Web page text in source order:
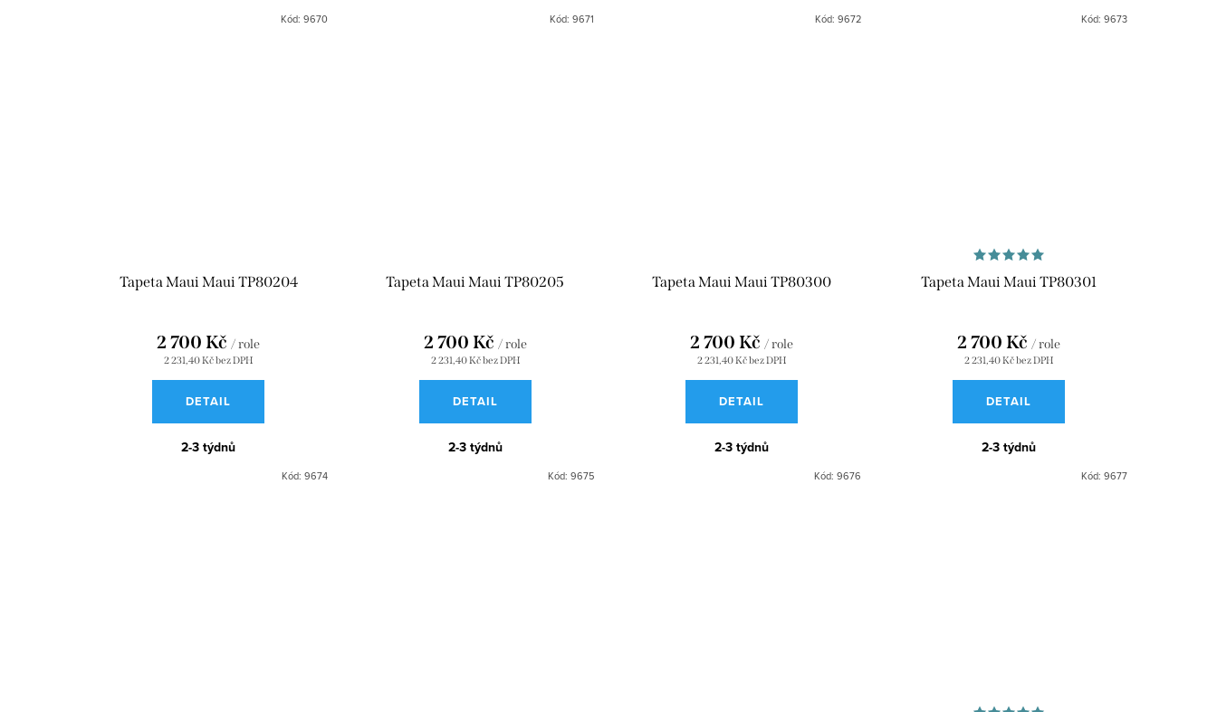
Kód: 9670 Kód: 9671 Kód: 9672 Kód: 9673
Tapeta Maui Maui TP80204
2 231,40 Kč bez DPH
2 700 Kč/ role
DETAIL
2-3 týdnů
Kód: 9674
Tapeta Maui Maui TP80205
2 231,40 Kč bez DPH
2 700 Kč / role
DETAIL
2-3 týdnů
Kód: 9675
Tapeta Maui Maui TP80300
2 231,40 Kč bez DPH
2 700 Kč/ role
DETAIL
2-3 týdnů
Kód: 9676
Tapeta Maui Maui TP80301
2 231,40 Kč bez DPH
2 700 Kč / role
DETAIL
2-3 týdnů
Kód: 9677